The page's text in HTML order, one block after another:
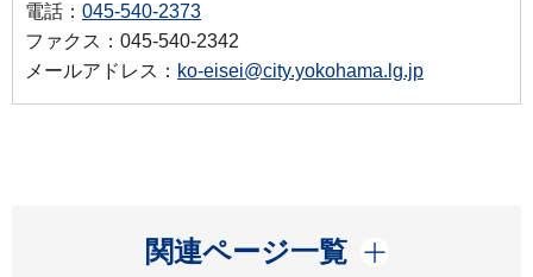
電話： 045-540-2373
ファクス：045-540-2342
メールアドレス： ko-eisei@city.yokohama.lg.jp
関連ページ一覧
開く